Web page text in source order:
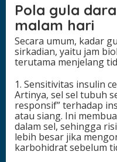
Pola gula
malam hari
Secara umum, kadar
sirkadian, yaitu jam
terutama menjelang
1. Sensitivitas insulin
Artinya, sel sel tubuh
responsif” terhadap
atau siang. Ini
dalam sel, sehingga
lebih besar jika
karbohidrat sebelum